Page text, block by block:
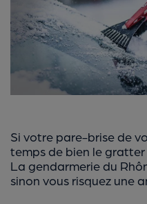
Si votre pare-brise de
temps de bien le
La gendarmerie du
sinon vous risquez une